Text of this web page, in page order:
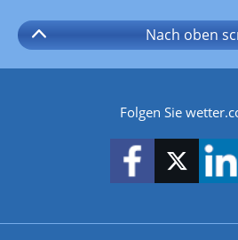
Nach oben
Folgen Sie